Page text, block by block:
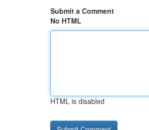
Submit a Comment
No HTML
HTML is disabled